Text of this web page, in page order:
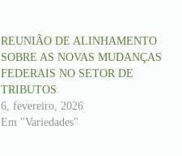
REUNIÃO DE ALINHAMENTO
SOBRE AS NOVAS MUDANÇAS
FEDERAIS NO SETOR DE
TRIBUTOS
6, fevereiro, 2026
Em "Variedades"